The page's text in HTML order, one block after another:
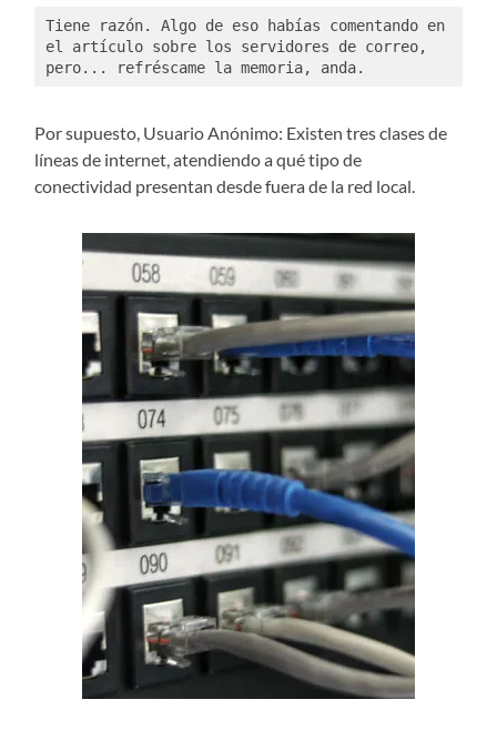
Tiene razón. Algo de eso habías comentando en
el artículo sobre los servidores de correo,
pero... refréscame la memoria, anda.
Por supuesto, Usuario Anónimo: Existen tres clases de
líneas de internet, atendiendo a qué tipo de
conectividad presentan desde fuera de la red local.